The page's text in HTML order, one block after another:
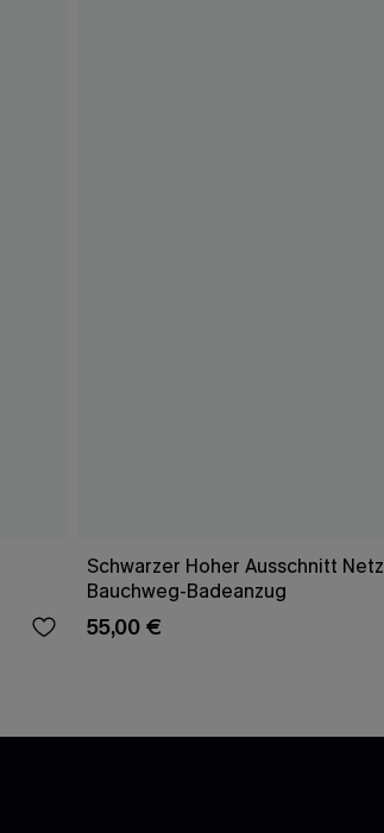
Schwarzer Hoher Ausschnitt Netz
Bauchweg-Badeanzug
55,00 €